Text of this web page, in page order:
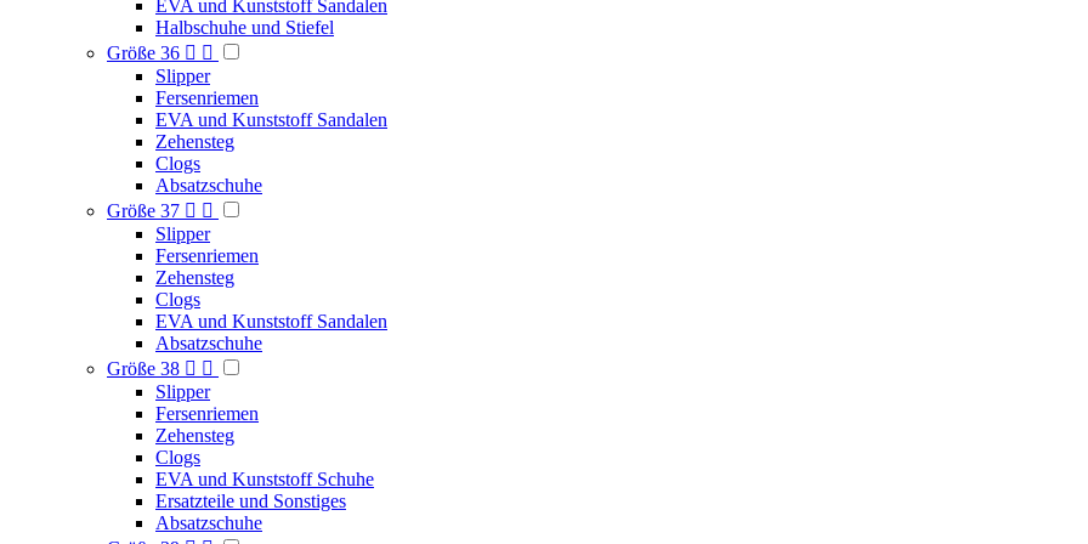
EVA und Kunststoff Sandalen
Halbschuhe und Stiefel
Größe 36  
Slipper
Fersenriemen
EVA und Kunststoff Sandalen
Zehensteg
Clogs
Absatzschuhe
Größe 37  
Slipper
Fersenriemen
Zehensteg
Clogs
EVA und Kunststoff Sandalen
Absatzschuhe
Größe 38  
Slipper
Fersenriemen
Zehensteg
Clogs
EVA und Kunststoff Schuhe
Ersatzteile und Sonstiges
Absatzschuhe